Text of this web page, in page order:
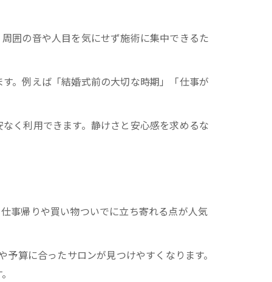
囲の音や人目を気にせず施術に集中できるた
。例えば「結婚式前の大切な時期」「仕事が
く利用できます。静けさと安心感を求めるな
事帰りや買い物ついでに立ち寄れる点が人気
算に合ったサロンが見つけやすくなります。